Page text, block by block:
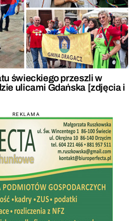
świeckiego przeszli w
ulicami Gdańska [zdjęcia i
REKLAMA